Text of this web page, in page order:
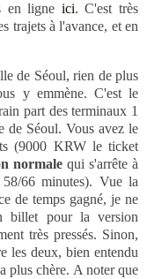
en ligne ici. C'est très
trajets à l'avance, et en
de Séoul, rien de plus
y emmène. C'est le
part des terminaux 1
de Séoul. Vous avez le
(9000 KRW le ticket
normale qui s'arrête à
66 minutes). Vue la
de temps gagné, je ne
billet pour la version
très pressés. Sinon,
les deux, bien entendu
plus chère. A noter que